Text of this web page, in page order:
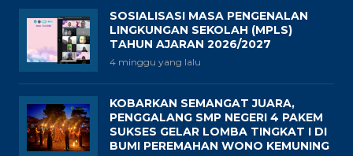
SOSIALISASI MASA PENGENALAN
LINGKUNGAN SEKOLAH (MPLS)
TAHUN AJARAN 2026/2027
4 minggu yang lalu
KOBARKAN SEMANGAT JUARA,
PENGGALANG SMP NEGERI 4 PAKEM
SUKSES GELAR LOMBA TINGKAT I DI
BUMI PEREMAHAN WONO KEMUNING